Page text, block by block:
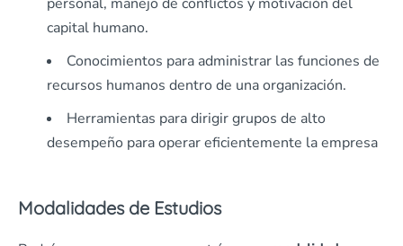
capital humano.
Conocimientos para administrar las funciones de
recursos humanos dentro de una organización.
Herramientas para dirigir grupos de alto
desempeño para operar eficientemente la empresa
Modalidades de Estudios